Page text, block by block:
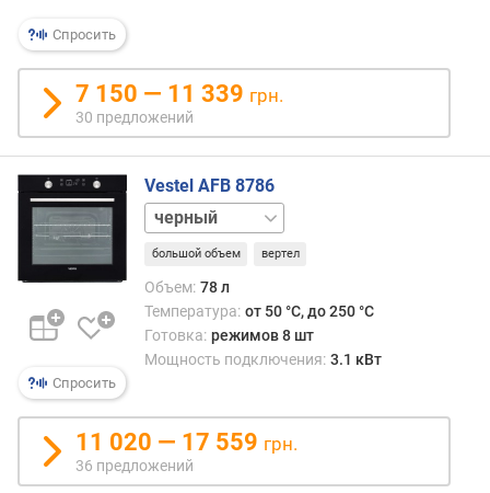
х
к
о
г
и
м
о
т
д
о
о
г
и
х
Спросить
7 150 — 11 339 грн.
30 предложений
Спросить
Vestel AFB 8786
нержавейка
большой объем вертел
Объем: 78 л
Температура: от 50 °C, до 250 °C
Готовка: режимов 8 шт
Мощность подключения: 3.1 кВт
11 020 — 17 559 грн.
36 предложений